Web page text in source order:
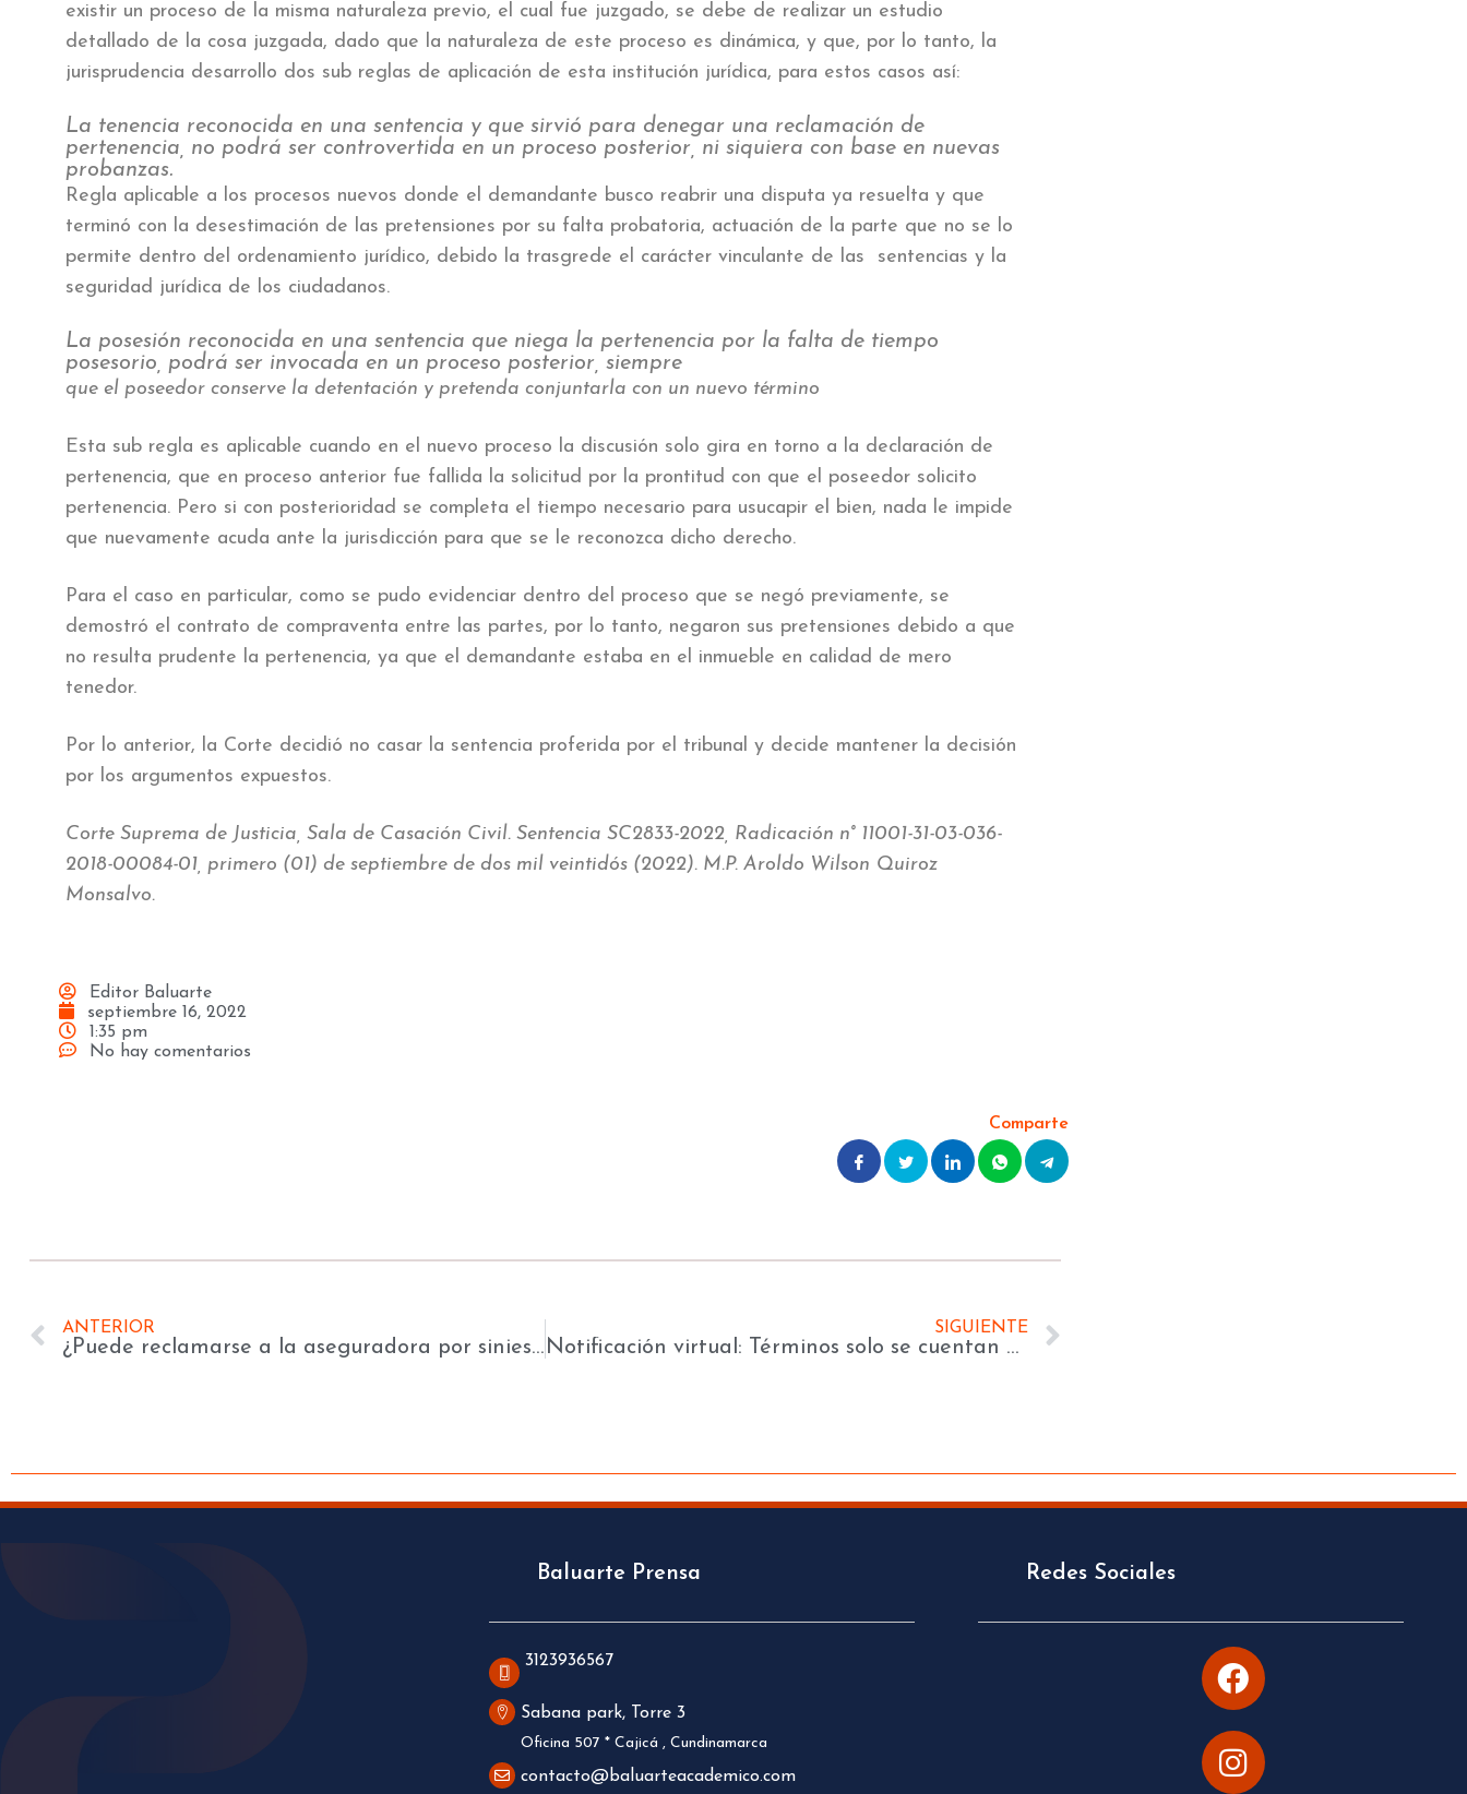
existir un proceso de la misma naturaleza previo, el cual fue juzgado, se debe de realizar un estudio
detallado de la cosa juzgada, dado que la naturaleza de este proceso es dinámica, y que, por lo tanto, la
jurisprudencia desarrollo dos sub reglas de aplicación de esta institución jurídica, para estos casos así:
La tenencia reconocida en una sentencia y que sirvió para denegar una reclamación de
pertenencia, no podrá ser controvertida en un proceso posterior, ni siquiera con base en nuevas
probanzas.
Regla aplicable a los procesos nuevos donde el demandante busco reabrir una disputa ya resuelta y que
terminó con la desestimación de las pretensiones por su falta probatoria, actuación de la parte que no se lo
permite dentro del ordenamiento jurídico, debido la trasgrede el carácter vinculante de las sentencias y la
seguridad jurídica de los ciudadanos.
La posesión reconocida en una sentencia que niega la pertenencia por la falta de tiempo
posesorio, podrá ser invocada en un proceso posterior, siempre
que el poseedor conserve la detentación y pretenda conjuntarla con un nuevo término
Esta sub regla es aplicable cuando en el nuevo proceso la discusión solo gira en torno a la declaración de
pertenencia, que en proceso anterior fue fallida la solicitud por la prontitud con que el poseedor solicito
pertenencia. Pero si con posterioridad se completa el tiempo necesario para usucapir el bien, nada le impide
que nuevamente acuda ante la jurisdicción para que se le reconozca dicho derecho.
Para el caso en particular, como se pudo evidenciar dentro del proceso que se negó previamente, se
demostró el contrato de compraventa entre las partes, por lo tanto, negaron sus pretensiones debido a que
no resulta prudente la pertenencia, ya que el demandante estaba en el inmueble en calidad de mero
tenedor.
Por lo anterior, la Corte decidió no casar la sentencia proferida por el tribunal y decide mantener la decisión
por los argumentos expuestos.
Corte Suprema de Justicia, Sala de Casación Civil. Sentencia SC2833-2022, Radicación n° 11001-31-03-036-
2018-00084-01, primero (01) de septiembre de dos mil veintidós (2022). M.P. Aroldo Wilson Quiroz
Monsalvo.
Editor Baluarte
septiembre 16, 2022
1:35 pm
No hay comentarios
Comparte
ANTERIOR
¿Puede reclamarse a la aseguradora por siniestros no contemplados en la póliza?
SIGUIENTE
Notificación virtual: Términos solo se cuentan desde el acuse de recibo o cuando se constate el acceso al mensaje
Baluarte Prensa
3123936567
Sabana park, Torre 3
Oficina 507 * Cajicá , Cundinamarca
contacto@baluarteacademico.com
Redes Sociales